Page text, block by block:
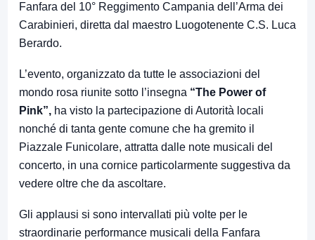
Fanfara del 10° Reggimento Campania dell’Arma dei
Carabinieri, diretta dal maestro Luogotenente C.S. Luca
Berardo.
L’evento, organizzato da tutte le associazioni del
mondo rosa riunite sotto l’insegna “The Power of
Pink”, ha visto la partecipazione di Autorità locali
nonché di tanta gente comune che ha gremito il
Piazzale Funicolare, attratta dalle note musicali del
concerto, in una cornice particolarmente suggestiva da
vedere oltre che da ascoltare.
Gli applausi si sono intervallati più volte per le
straordinarie performance musicali della Fanfara